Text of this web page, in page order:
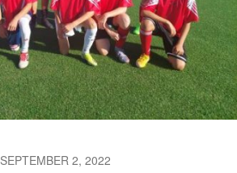
SEPTEMBER 2, 2022